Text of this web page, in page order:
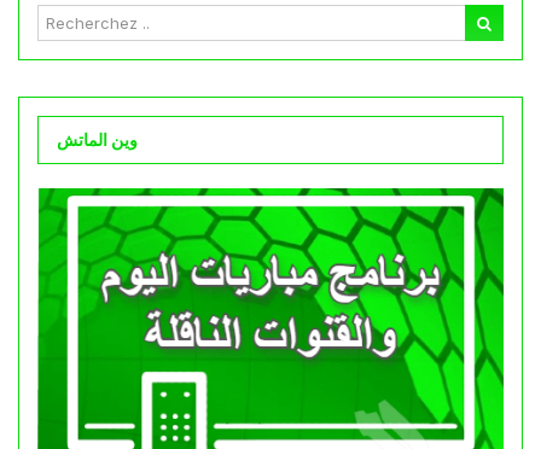
وين الماتش